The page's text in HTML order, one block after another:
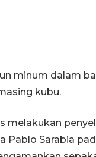
minum dalam
kubu.
melakukan
Sarabia